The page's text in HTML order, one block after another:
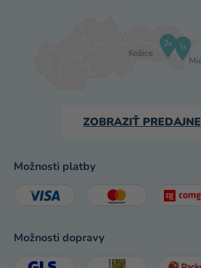
ZOBRAZIŤ PREDAJNE
Možnosti platby
Možnosti dopravy